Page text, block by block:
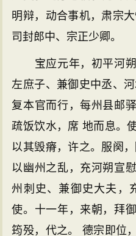
明辩，动合事机，肃宗
司封郎中、宗正少卿。
宝应元年，初平河朔
左庶子、兼御史中丞、
复本官而行，每州县邮
疏饭饮水，席 地而息。
以其毁瘠，许之。服阕
以幽州之乱，充河朔宣
州刺史、兼御史大夫，
使。十一年，来朝，拜
筠殁，代之。 德宗即位